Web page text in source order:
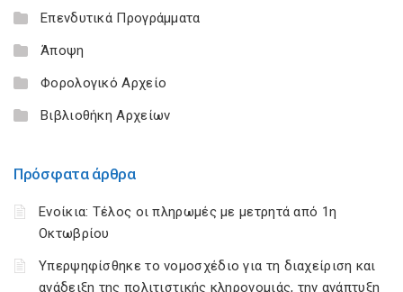
Επενδυτικά Προγράμματα
Άποψη
Φορολογικό Αρχείο
Βιβλιοθήκη Αρχείων
Πρόσφατα άρθρα
Ενοίκια: Τέλος οι πληρωμές με μετρητά από 1η
Οκτωβρίου
Υπερψηφίσθηκε το νομοσχέδιο για τη διαχείριση και
ανάδειξη της πολιτιστικής κληρονομιάς, την ανάπτυξη